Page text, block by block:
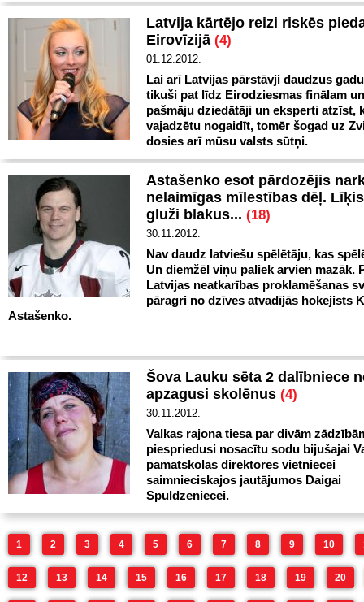
Latvija kārtējo reizi riskēs
Eirovīzijā (4)
01.12.2012.
Lai arī Latvijas pārstāvji daudzus
tikuši pat līdz Eirodziesmas finālam
pašmāju dziedātāji un eksperti atzīst,
vajadzētu nogaidīt, tomēr šogad uz
dosies arī mūsu valsts sūtņi.
Astašenko esot pārdozējis
nelaimīgas mīlestības dēļ.
gluži blakus... (18)
30.11.2012.
Nav daudz latviešu spēlētāju, kas
Un diemžēl viņu paliek arvien mazāk.
Latvijas neatkarības proklamēšanas
pāragri no dzīves atvadījās hokejists
Astašenko.
Šova Lauku sēta 2 dalībniece
apzagusi skolēnus (4)
30.11.2012.
Valkas rajona tiesa par divām
piespriedusi nosacītu sodu bijušajai
pamatskolas direktores vietniecei
saimnieciskajos jautājumos Daigai
Spuldzeniecei.
1 2 3 4 5 6 7 8 9 10
12 13 14 15 16 17 18 19 20